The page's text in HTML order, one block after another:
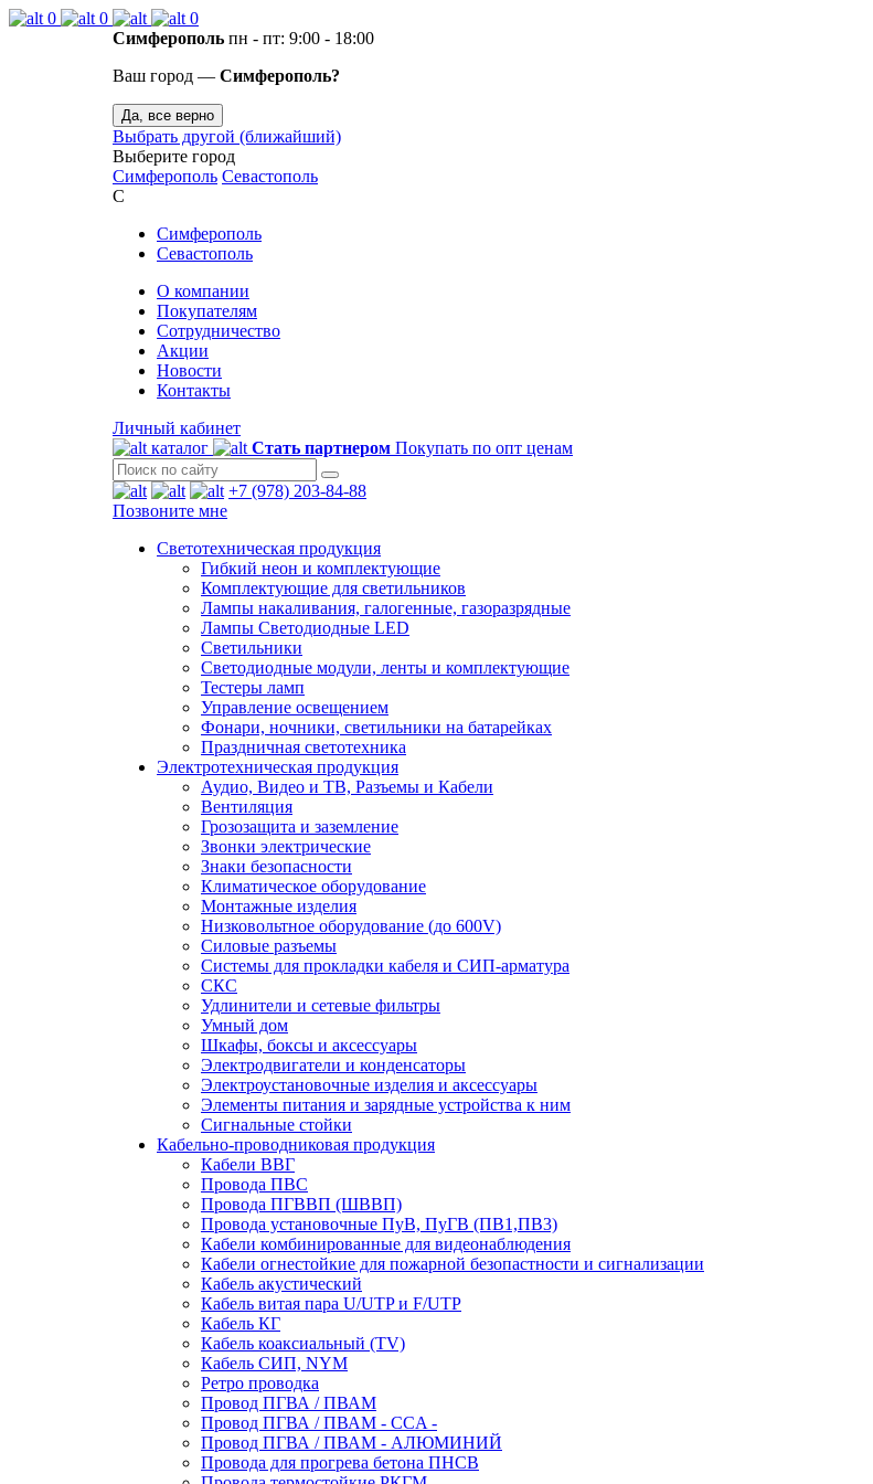
0 0
0
Симферополь пн - пт: 9:00 - 18:00
Ваш город — Симферополь?
Да, все верно
Выбрать другой (ближайший)
Выберите город
Симферополь Севастополь
С
Симферополь
Севастополь
О компании
Покупателям
Сотрудничество
Акции
Новости
Контакты
Личный кабинет
каталог
Стать партнером Покупать по опт ценам
+7 (978) 203-84-88
Позвоните мне
Светотехническая продукция
Гибкий неон и комплектующие
Комплектующие для светильников
Лампы накаливания, галогенные, газоразрядные
Лампы Светодиодные LED
Светильники
Светодиодные модули, ленты и комплектующие
Тестеры ламп
Управление освещением
Фонари, ночники, светильники на батарейках
Праздничная светотехника
Электротехническая продукция
Аудио, Видео и ТВ, Разъемы и Кабели
Вентиляция
Грозозащита и заземление
Звонки электрические
Знаки безопасности
Климатическое оборудование
Монтажные изделия
Низковольтное оборудование (до 600V)
Силовые разъемы
Системы для прокладки кабеля и СИП-арматура
СКС
Удлинители и сетевые фильтры
Умный дом
Шкафы, боксы и аксессуары
Электродвигатели и конденсаторы
Электроустановочные изделия и аксессуары
Элементы питания и зарядные устройства к ним
Сигнальные стойки
Кабельно-проводниковая продукция
Кабели ВВГ
Провода ПВС
Провода ПГВВП (ШВВП)
Провода установочные ПуВ, ПуГВ (ПВ1,ПВ3)
Кабели комбинированные для видеонаблюдения
Кабели огнестойкие для пожарной безопастности и сигнализации
Кабель акустический
Кабель витая пара U/UTP и F/UTP
Кабель КГ
Кабель коаксиальный (TV)
Кабель СИП, NYM
Ретро проводка
Провод ПГВА / ПВАМ
Провод ПГВА / ПВАМ - CCA -
Провод ПГВА / ПВАМ - АЛЮМИНИЙ
Провода для прогрева бетона ПНСВ